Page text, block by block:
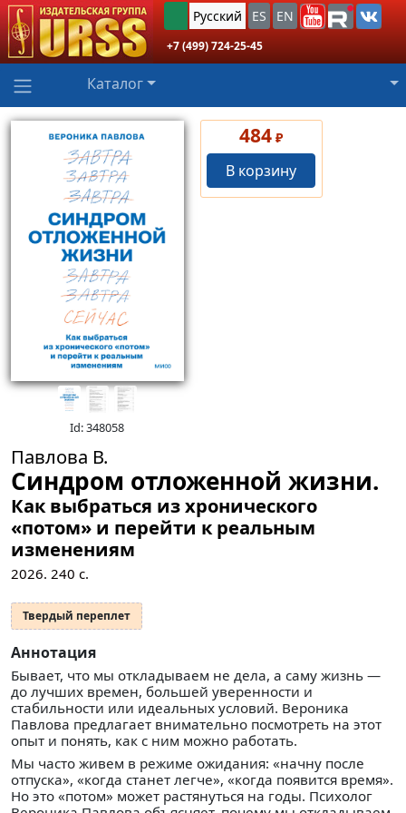
Русский ES EN
+7 (499) 724-25-45
Каталог
Id: 348058
484 ₽
В корзину
Павлова В.
Синдром отложенной жизни.
Как выбраться из хронического
«потом» и перейти к реальным
изменениям
2026. 240 с.
Твердый переплет
Аннотация
Бывает, что мы откладываем не дела, а саму жизнь —
до лучших времен, большей уверенности и
стабильности или идеальных условий. Вероника
Павлова предлагает внимательно посмотреть на этот
опыт и понять, как с ним можно работать.
Мы часто живем в режиме ожидания: «начну после
отпуска», «когда станет легче», «когда появится время».
Но это «потом» может растянуться на годы. Психолог